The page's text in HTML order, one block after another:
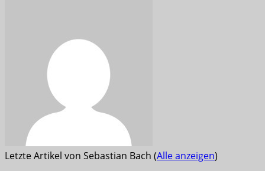
Letzte Artikel von Sebastian Bach (Alle anzeigen)